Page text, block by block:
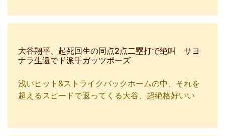
大谷翔平、起死回生の同点2点二塁打で絶叫 サヨ
ナラ生還でド派手ガッツポーズ
浅いヒット&ストライクバックホームの中、それを
超えるスピードで返ってくる大谷、超絶格好いい